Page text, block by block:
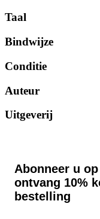
Taal
Bindwijze
Conditie
Auteur
Uitgeverij
Abonneer u
ontvang 10%
bestelling